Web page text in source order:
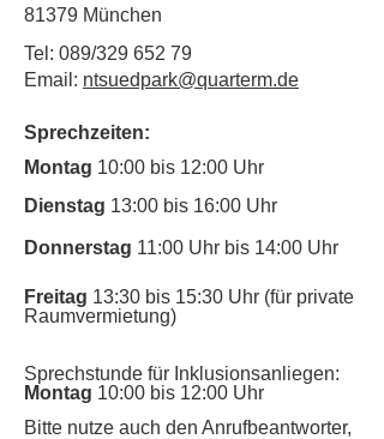
81379 München
Tel: 089/329 652 79
Email: ntsuedpark@quarterm.de
Sprechzeiten:
Montag 10:00 bis 12:00 Uhr
Dienstag 13:00 bis 16:00 Uhr
Donnerstag 11:00 Uhr bis 14:00 Uhr
Freitag 13:30 bis 15:30 Uhr (für private
Raumvermietung)
Sprechstunde für Inklusionsanliegen:
Montag 10:00 bis 12:00 Uhr
​Bitte nutze auch den Anrufbeantworter,